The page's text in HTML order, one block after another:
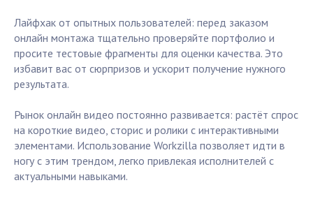
Лайфхак от опытных пользователей: перед заказом
онлайн монтажа тщательно проверяйте портфолио и
просите тестовые фрагменты для оценки качества. Это
избавит вас от сюрпризов и ускорит получение нужного
результата.
Рынок онлайн видео постоянно развивается: растёт спрос
на короткие видео, сторис и ролики с интерактивными
элементами. Использование Workzilla позволяет идти в
ногу с этим трендом, легко привлекая исполнителей с
актуальными навыками.